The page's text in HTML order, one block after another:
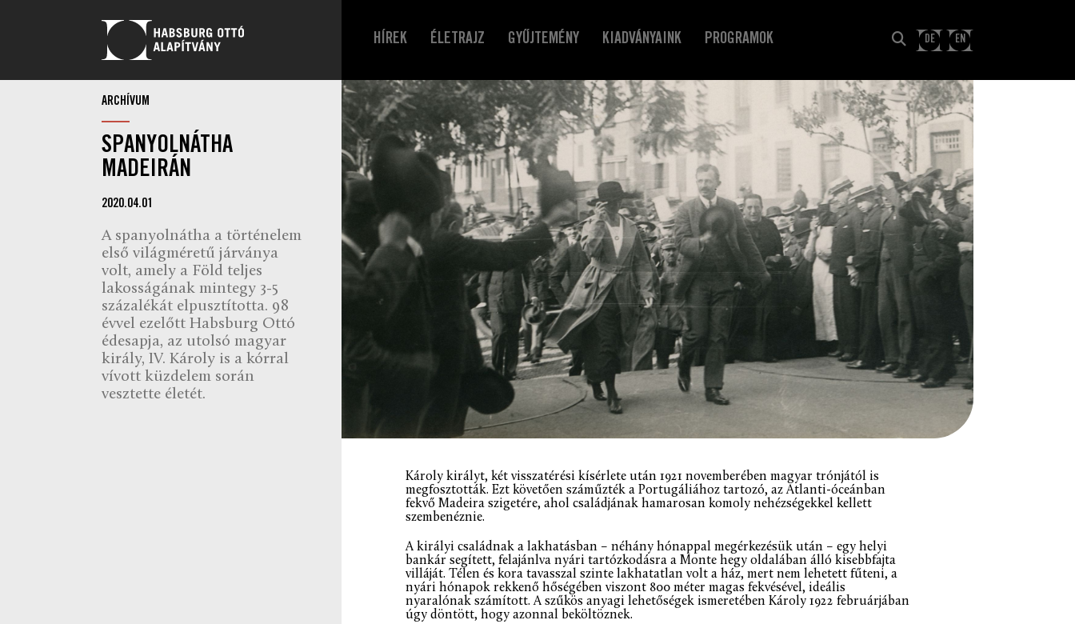
HÍREK ÉLETRAJZ GYŰJTEMÉNY KIADVÁNYAINK PROGRAMOK DE EN
ARCHÍVUM
SPANYOLNÁTHA
MADEIRÁN
2020.04.01
A spanyolnátha a történelem
első világméretű járványa
volt, amely a Föld teljes
lakosságának mintegy 3-5
százalékát elpusztította. 98
évvel ezelőtt Habsburg Ottó
édesapja, az utolsó magyar
király, IV. Károly is a kórral
vívott küzdelem során
vesztette életét.
Károly királyt, két visszatérési kísérlete után 1921 novemberében magyar trónjától is
megfosztották. Ezt követően száműzték a Portugáliához tartozó, az Atlanti-óceánban
fekvő Madeira szigetére, ahol családjának hamarosan komoly nehézségekkel kellett
szembenéznie.
A királyi családnak a lakhatásban – néhány hónappal megérkezésük után – egy helyi
bankár segített, felajánlva nyári tartózkodásra a Monte hegy oldalában álló kisebbfajta
villáját. Télen és kora tavasszal szinte lakhatatlan volt a ház, mert nem lehetett fűteni, a
nyári hónapok rekkenő hőségében viszont 800 méter magas fekvésével, ideális
nyaralónak számított. A szűkös anyagi lehetőségek ismeretében Károly 1922 februárjában
úgy döntött, hogy azonnal beköltöznek.